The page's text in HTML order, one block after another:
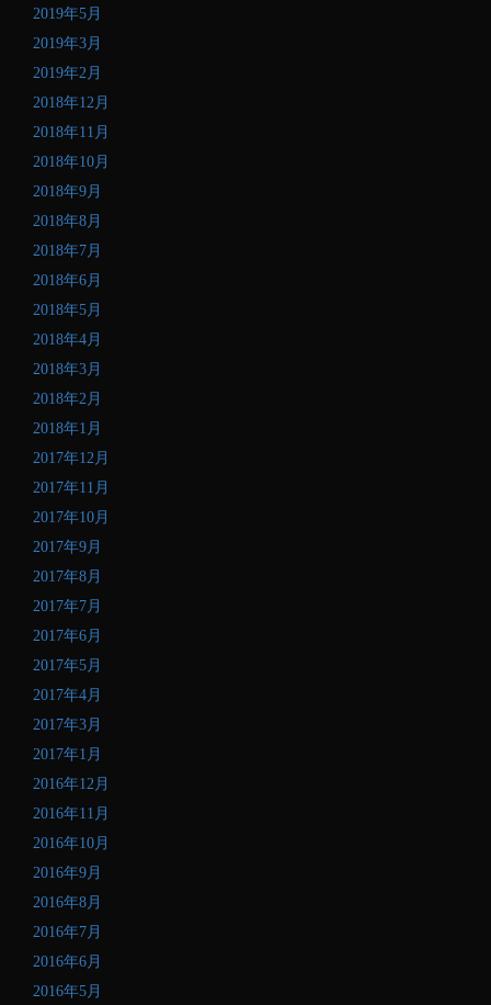
2019年5月
2019年3月
2019年2月
2018年12月
2018年11月
2018年10月
2018年9月
2018年8月
2018年7月
2018年6月
2018年5月
2018年4月
2018年3月
2018年2月
2018年1月
2017年12月
2017年11月
2017年10月
2017年9月
2017年8月
2017年7月
2017年6月
2017年5月
2017年4月
2017年3月
2017年1月
2016年12月
2016年11月
2016年10月
2016年9月
2016年8月
2016年7月
2016年6月
2016年5月